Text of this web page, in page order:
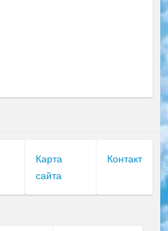
Карта
сайта
Контакт